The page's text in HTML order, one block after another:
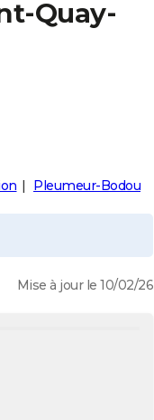
Quay-
Pleumeur-Bodou
Mise à jour le 10/02/26